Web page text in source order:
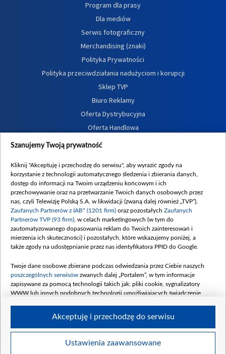
Program dla prasy
Dla mediów
Serwis fotograficzny
Merchandising (znaki)
Polityka Prywatności
Polityka przeciwdziałania nadużyciom i korupcji
Sklep TVP
Biuro Reklamy
Oferta Dystrybucyjna
Oferta Handlowa
Dostępność
Procedura zgłoszeń wewnętrznych
Szanujemy Twoją prywatność
Kliknij "Akceptuję i przechodzę do serwisu", aby wyrazić zgody na
korzystanie z technologii automatycznego śledzenia i zbierania danych,
dostęp do informacji na Twoim urządzeniu końcowym i ich
przechowywanie oraz na przetwarzanie Twoich danych osobowych przez
nas, czyli Telewizję Polską S.A. w likwidacji (zwaną dalej również „TVP”),
Zaufanych Partnerów z IAB* (1201 firm) oraz pozostałych Zaufanych
Partnerów TVP (93 firm) , w celach marketingowych (w tym do
zautomatyzowanego dopasowania reklam do Twoich zainteresowań i
mierzenia ich skuteczności) i pozostałych, które wskazujemy poniżej, a
także zgody na udostępnianie przez nas identyfikatora PPID do Google.
Twoje dane osobowe zbierane podczas odwiedzania przez Ciebie naszych
poszczególnych serwisów zwanych dalej „Portalem”, w tym informacje
zapisywane za pomocą technologii takich jak: pliki cookie, sygnalizatory
WWW lub innych podobnych technologii umożliwiających świadczenie
Twoje dane osobowe zbierane podczas odwiedzania przez Ciebie
Ustawienia zaawansowane
Akceptuję i przechodzę do serwisu